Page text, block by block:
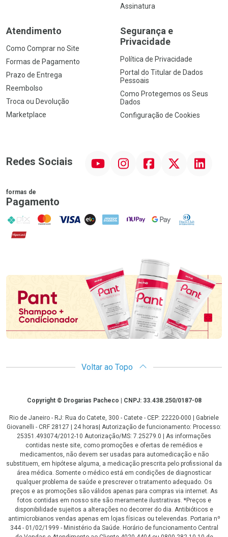
Assinatura
Atendimento
Como Comprar no Site
Formas de Pagamento
Prazo de Entrega
Reembolso
Troca ou Devolução
Marketplace
Segurança e
Privacidade
Política de Privacidade
Portal do Titular de Dados
Pessoais
Como Protegemos os Seus
Dados
Configuração de Cookies
Redes Sociais InstagramFacebook Linkedin
formas de
Pagamento
PIX MasterCard
VISA ELO AMEX NuPay Google PayDiners Club
Hipercard
Promoção em Destaque
Voltar ao Topo
CopyrightCopyright © Drogarias Pacheco | CNPJ: 33.438.250/0187-08
Rio de Janeiro - RJ: Rua do Catete, 300 - Catete - CEP: 22220-000 | Gabriele
Giovanelli - CRF 28127 | 24 horas| Autorização de funcionamento: Processo:
25351.493074/2012-10 Autorização/MS: 7.25279.0 | As informações
contidas neste site, como promoções e ofertas de remédios e
medicamentos, não devem ser usadas para automedicação e não
substituem, em hipótese alguma, a medicação prescrita pelo profissional da
área médica. Somente o médico está em condições de diagnosticar
qualquer problema de saúde e prescrever o tratamento adequado. Os
preços e as promoções são válidos apenas para compras via internet. As
fotos contidas em nosso site são meramente ilustrativas. *Preços e
disponibilidade sujeitos a alterações no decorrer do dia. Antibióticos e
antimicrobianos vendas apenas em lojas físicas ou televendas. Portaria nº
344 - 01/02/1999 - Ministério da Saúde. Horário de funcionamento Central